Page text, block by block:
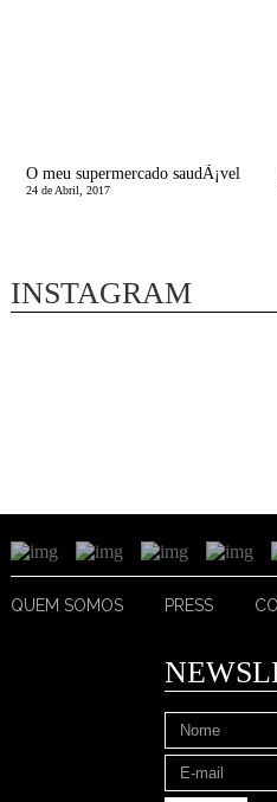
O meu supermercado saudÃ¡vel
24 de Abril, 2017
INSTAGRAM
QUEM SOMOS PRESS